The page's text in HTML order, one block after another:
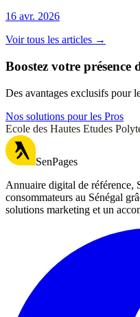
16 avr. 2026
Voir tous les articles →
Boostez votre présence
Des avantages exclusifs pour
Nos solutions pour les Pros
Ecole des Hautes Etudes
SenPages
Annuaire digital de référence,
consommateurs au Sénégal
solutions marketing et un